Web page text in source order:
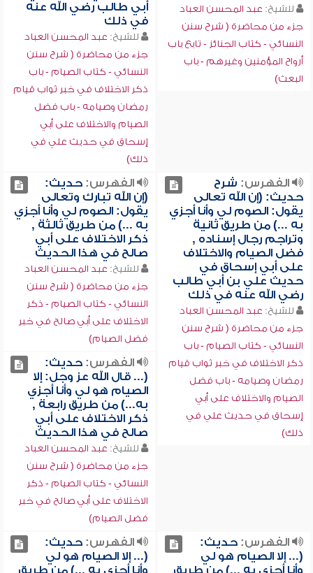
للشيخ: عبد المحسن العباد
جزء من محاضرة ( شرح سنن
النسائي - كتاب الجنائز - تابع باب
أرواح المؤمنين وغيرهم - باب
البعث)
أبي طالب رضي الله عنه
في ذلك
للشيخ: عبد المحسن العباد
جزء من محاضرة ( شرح سنن
النسائي - كتاب الصيام - باب
ذكر الاختلاف في خبر ثواب قيام
رمضان وصيامه - باب فضل
الصيام والاختلاف على أبي
إسحاق في حديث علي في
ذلك)
الفهرس: شرح
حديث: (إن الله تعالى
يقول: الصوم لي وأنا أجزي
به ...) من طريق ثانية
وتراجم رجال إسناده ,
فضل الصيام والاختلاف
على أبي إسحاق في
حديث علي بن أبي طالب
رضي الله عنه في ذلك
للشيخ: عبد المحسن العباد
جزء من محاضرة ( شرح سنن
النسائي - كتاب الصيام - باب
ذكر الاختلاف في خبر ثواب قيام
رمضان وصيامه - باب فضل
الصيام والاختلاف على أبي
إسحاق في حديث علي في
ذلك)
الفهرس:حديث:
(إن الله تبارك وتعالى
يقول: الصوم لي وأنا أجزي
به ...) من طريق ثالثة ,
ذكر الاختلاف على أبي
صالح في هذا الحديث
للشيخ: عبد المحسن العباد
جزء من محاضرة ( شرح سنن
النسائي - كتاب الصيام - ذكر
الاختلاف على أبي صالح في خبر
فضل الصيام)
الفهرس:حديث:
(... قال الله عز وجل: إلا
الصيام هو لي وأنا أجزي
به...) من طريق رابعة ,
ذكر الاختلاف على أبي
صالح في هذا الحديث
للشيخ: عبد المحسن العباد
جزء من محاضرة ( شرح سنن
النسائي - كتاب الصيام - ذكر
الاختلاف على أبي صالح في خبر
فضل الصيام)
الفهرس:حديث:
(... إلا الصيام هو لي
وأنا أجزي به ...) من طريق
الفهرس:حديث:
(... إلا الصيام هو لي
وأنا أجزي به ...) من طريق